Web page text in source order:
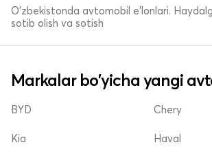
O'zbekistonda avtomobil e’lonlari.
sotib olish va sotish
Markalar bo'yicha yangi
BYD
Kia
Chery
Haval